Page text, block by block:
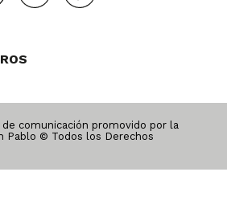
comunicación promovido por la
Pablo © Todos los Derechos